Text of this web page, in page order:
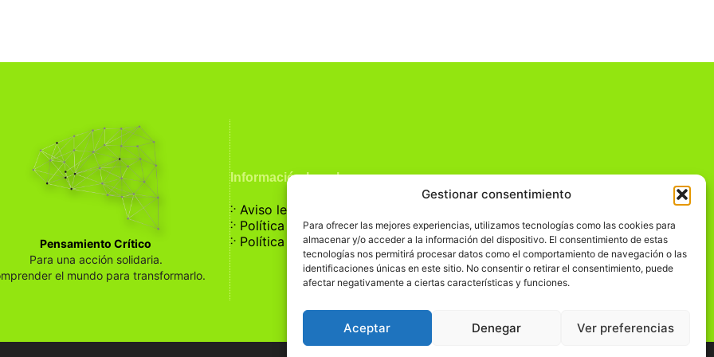
Gestionar consentimiento
Para ofrecer las mejores experiencias, utilizamos tecnologías como las cookies para
almacenar y/o acceder a la información del dispositivo. El consentimiento de estas
tecnologías nos permitirá procesar datos como el comportamiento de navegación o las
identificaciones únicas en este sitio. No consentir o retirar el consentimiento, puede
afectar negativamente a ciertas características y funciones.
Aceptar Denegar Ver preferencias
Pensamiento Crítico
Para una acción solidaria.
el mundo para transformarlo.
Información Legal
჻Aviso legal
჻Política de privacidad
჻Política de cookies